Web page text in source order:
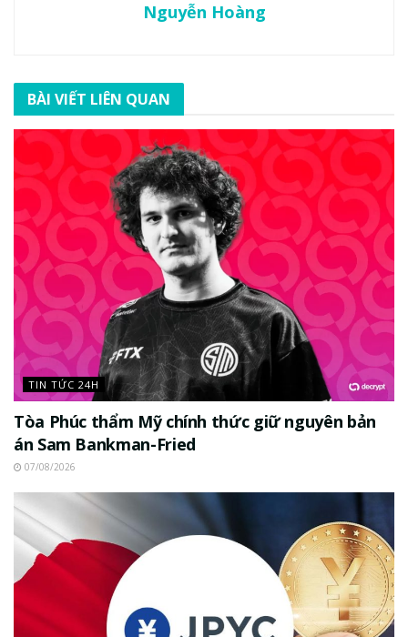
Nguyễn Hoàng
BÀI VIẾT LIÊN QUAN
TIN TỨC 24H
Tòa Phúc thẩm Mỹ chính thức giữ nguyên bản
án Sam Bankman-Fried
07/08/2026